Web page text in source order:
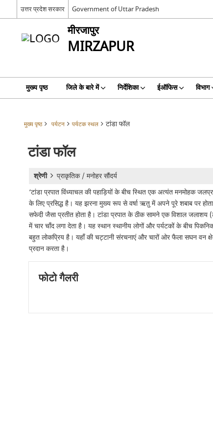
उत्तर प्रदेश सरकार Government of Uttar Pradesh
मीरजापुर
MIRZAPUR
मुख्य पृष्ठ जिले के बारे में निर्देशिका ईऑफिस विभाग
मुख्य पृष्ठ पर्यटन पर्यटक स्थल टांडा फॉल
टांडा फॉल
श्रेणी
प्राकृतिक / मनोहर सौंदर्य
‘टांडा प्रपात विंध्याचल की पहाड़ियों के बीच स्थित एक अत्यंत मनमोहक
के लिए प्रसिद्ध है। यह झरना मुख्य रूप से वर्षा ऋतु में अपने पूरे शबाब पर
सफेदी जैसा प्रतीत होता है। टांडा प्रपात के ठीक सामने एक विशाल जलाशय
में चार चाँद लगा देता है। यह स्थान स्थानीय लोगों और पर्यटकों के बीच
बहुत लोकप्रिय है। यहाँ की चट्टानी संरचनाएं और चारों ओर फैला सघन वन
प्रदान करता है।
फोटो गैलरी